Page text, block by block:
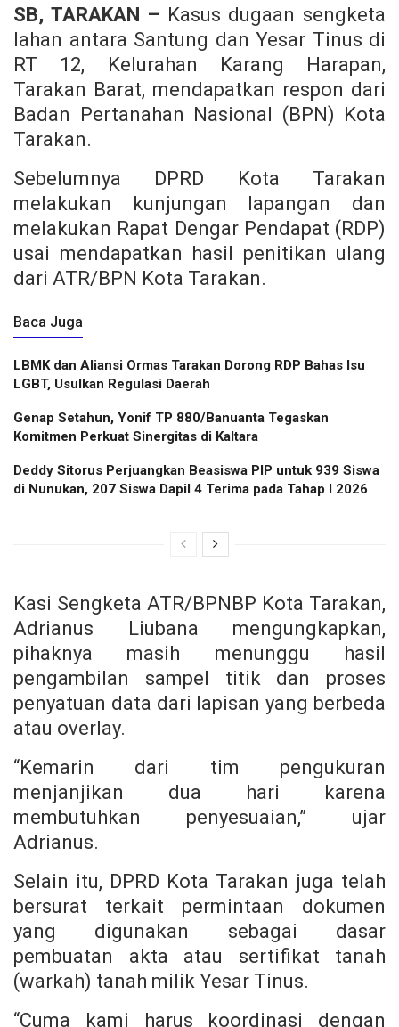
SB, TARAKAN – Kasus dugaan sengketa
lahan antara Santung dan Yesar Tinus di
RT 12, Kelurahan Karang Harapan,
Tarakan Barat, mendapatkan respon dari
Badan Pertanahan Nasional (BPN) Kota
Tarakan.
Sebelumnya DPRD Kota Tarakan
melakukan kunjungan lapangan dan
melakukan Rapat Dengar Pendapat (RDP)
usai mendapatkan hasil penitikan ulang
dari ATR/BPN Kota Tarakan.
Baca Juga
LBMK dan Aliansi Ormas Tarakan Dorong RDP Bahas Isu
LGBT, Usulkan Regulasi Daerah
Genap Setahun, Yonif TP 880/Banuanta Tegaskan
Komitmen Perkuat Sinergitas di Kaltara
Deddy Sitorus Perjuangkan Beasiswa PIP untuk 939 Siswa
di Nunukan, 207 Siswa Dapil 4 Terima pada Tahap I 2026
Kasi Sengketa ATR/BPNBP Kota Tarakan,
Adrianus Liubana mengungkapkan,
pihaknya masih menunggu hasil
pengambilan sampel titik dan proses
penyatuan data dari lapisan yang berbeda
atau overlay.
“Kemarin dari tim pengukuran
menjanjikan dua hari karena
membutuhkan penyesuaian,” ujar
Adrianus.
Selain itu, DPRD Kota Tarakan juga telah
bersurat terkait permintaan dokumen
yang digunakan sebagai dasar
pembuatan akta atau sertifikat tanah
(warkah) tanah milik Yesar Tinus.
“Cuma kami harus koordinasi dengan